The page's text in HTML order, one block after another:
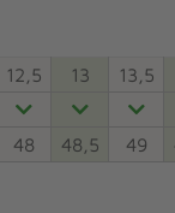
12,5 13 13,5
48 48,5 49